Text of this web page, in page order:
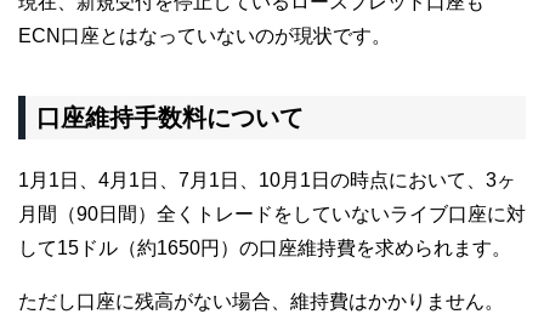
ECN口座とはなっていないのが現状です。
口座維持手数料について
1月1日、4月1日、7月1日、10月1日の時点において、3ヶ
月間（90日間）全くトレードをしていないライブ口座に対
して15ドル（約1650円）の口座維持費を求められます。
ただし口座に残高がない場合、維持費はかかりません。